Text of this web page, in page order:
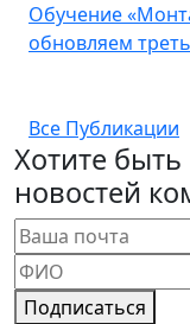
Обучение
обновляем
Все Публикации
Хотите быть
новостей
Подписаться